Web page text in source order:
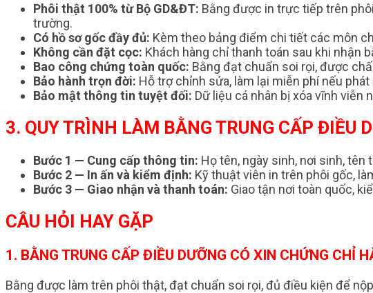
Phôi thật 100% từ Bộ GD&ĐT: Bằng được in trực tiếp trên
trường.
Có hồ sơ gốc đầy đủ: Kèm theo bảng điểm chi tiết các môn
Không cần đặt cọc: Khách hàng chỉ thanh toán sau khi nhận
Bao công chứng toàn quốc: Bằng đạt chuẩn soi rọi, được
Bảo hành trọn đời: Hỗ trợ chỉnh sửa, làm lại miễn phí nếu
Bảo mật thông tin tuyệt đối: Dữ liệu cá nhân bị xóa vĩnh viễn
3. QUY TRÌNH LÀM BẰNG TRUNG CẤP ĐIỀU
Bước 1 — Cung cấp thông tin: Họ tên, ngày sinh, nơi sinh, tên
Bước 2 — In ấn và kiểm định: Kỹ thuật viên in trên phôi gốc,
Bước 3 — Giao nhận và thanh toán: Giao tận nơi toàn quốc,
CÂU HỎI HAY GẶP
1. BẰNG TRUNG CẤP ĐIỀU DƯỠNG CÓ XIN CHỨNG CHỈ
Bằng được làm trên phôi thật, đạt chuẩn soi rọi, đủ điều kiện để